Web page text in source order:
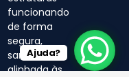
funcionando
de forma
segura,
sanitária e
alinhada às
Ajuda?